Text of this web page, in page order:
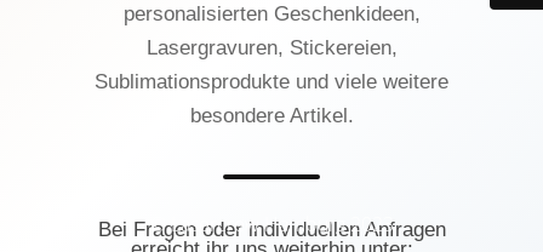
personalisierten Geschenkideen,
Lasergravuren, Stickereien,
Sublimationsprodukte und viele weitere
besondere Artikel.
Bei Fragen oder individuellen Anfragen
© Lasercrew Hamburg 2023